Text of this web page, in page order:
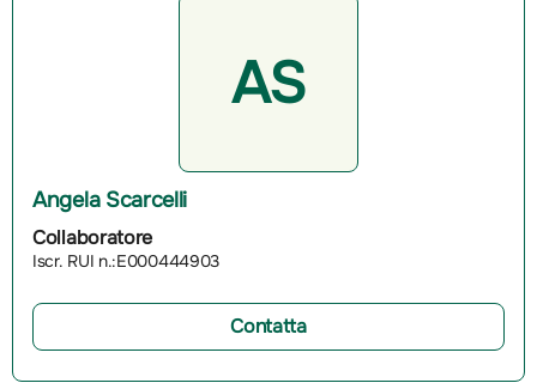
AS
Angela Scarcelli
Collaboratore
Iscr. RUI n.:E000444903
Contatta